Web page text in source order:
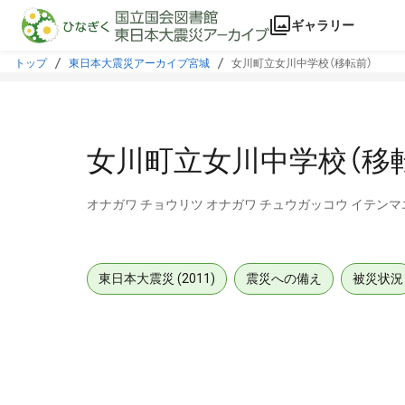
本文に飛ぶ
ギャラリー
トップ 東日本大震災アーカイブ宮城 女川町立女川中学校（移転前）
女川町立女川中学校（移
オナガワ チョウリツ オナガワ チュウガッコウ イテンマ
東日本大震災 (2011) 震災への備え 被災状況